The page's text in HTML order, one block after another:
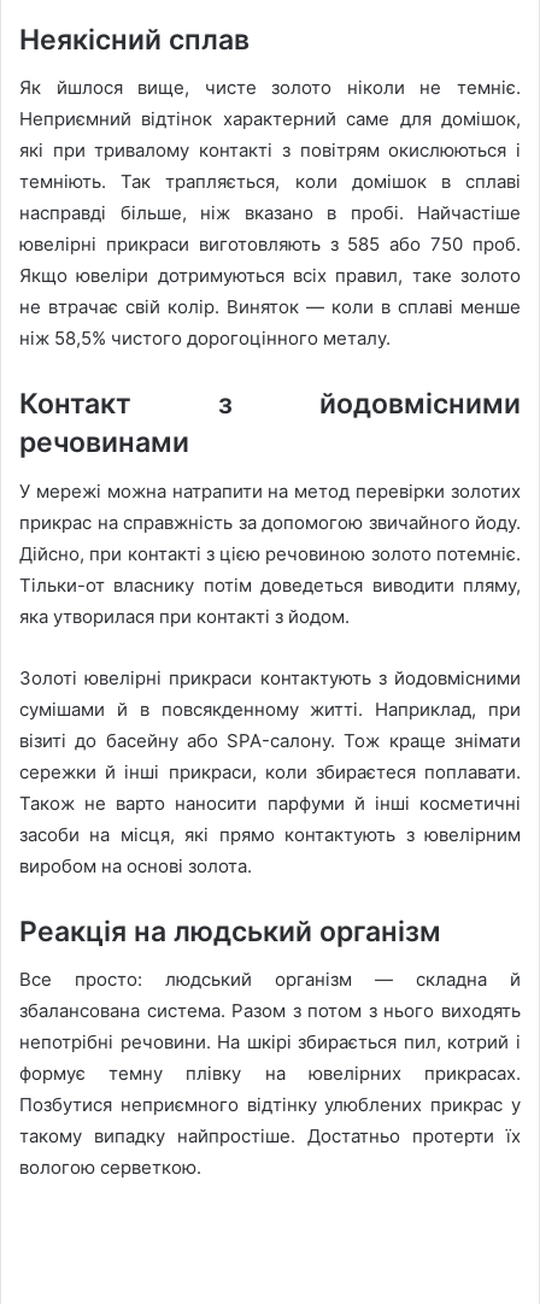
Неякісний сплав
Як йшлося вище, чисте золото ніколи не темніє.
Неприємний відтінок характерний саме для домішок,
які при тривалому контакті з повітрям окислюються і
темніють. Так трапляється, коли домішок в сплаві
насправді більше, ніж вказано в пробі. Найчастіше
ювелірні прикраси виготовляють з 585 або 750 проб.
Якщо ювеліри дотримуються всіх правил, таке золото
не втрачає свій колір. Виняток — коли в сплаві менше
ніж 58,5% чистого дорогоцінного металу.
Контакт з йодовмісними
речовинами
У мережі можна натрапити на метод перевірки золотих
прикрас на справжність за допомогою звичайного йоду.
Дійсно, при контакті з цією речовиною золото потемніє.
Тільки-от власнику потім доведеться виводити пляму,
яка утворилася при контакті з йодом.
Золоті ювелірні прикраси контактують з йодовмісними
сумішами й в повсякденному житті. Наприклад, при
візиті до басейну або SPA-салону. Тож краще знімати
сережки й інші прикраси, коли збираєтеся поплавати.
Також не варто наносити парфуми й інші косметичні
засоби на місця, які прямо контактують з ювелірним
виробом на основі золота.
Реакція на людський організм
Все просто: людський організм — складна й
збалансована система. Разом з потом з нього виходять
непотрібні речовини. На шкірі збирається пил, котрий і
формує темну плівку на ювелірних прикрасах.
Позбутися неприємного відтінку улюблених прикрас у
такому випадку найпростіше. Достатньо протерти їх
вологою серветкою.